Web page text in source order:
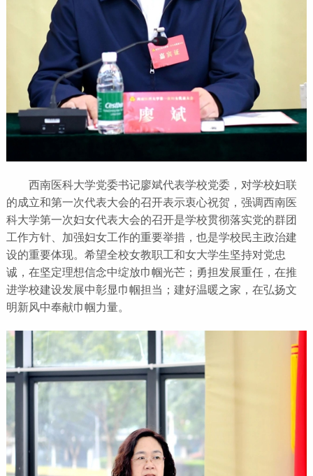
西南医科大学党委书记廖斌代表学校党委，对学校妇联
的成立和第一次代表大会的召开表示衷心祝贺，强调西南医
科大学第一次妇女代表大会的召开是学校贯彻落实党的群团
工作方针、加强妇女工作的重要举措，也是学校民主政治建
设的重要体现。希望全校女教职工和女大学生坚持对党忠
诚，在坚定理想信念中绽放巾帼光芒；勇担发展重任，在推
进学校建设发展中彰显巾帼担当；建好温暖之家，在弘扬文
明新风中奉献巾帼力量。